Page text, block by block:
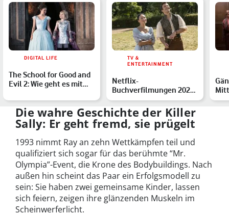
DIGITAL LIFE
The School for Good and
Evil 2: Wie geht es mit
TV &
ENTERTAINMENT
Netflix-
Buchverfilmungen 2026:
Die Highlights im
Überblick
der
Die wahre Geschichte der Killer
Sally: Er geht fremd, sie prügelt
1993 nimmt Ray an zehn Wettkämpfen teil und
qualifiziert sich sogar für das berühmte “Mr.
Olympia”-Event, die Krone des Bodybuildings. Nach
außen hin scheint das Paar ein Erfolgsmodell zu
sein: Sie haben zwei gemeinsame Kinder, lassen
sich feiern, zeigen ihre glänzenden Muskeln im
Scheinwerferlicht.